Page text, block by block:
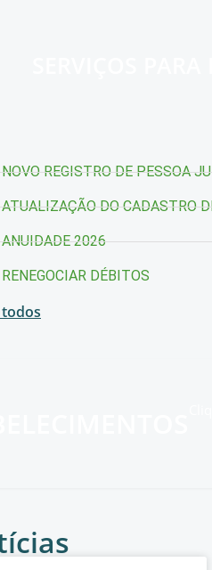
NOVO REGISTRO DE PESSOA
ATUALIZAÇÃO DO CADASTRO
ANUIDADE 2026
RENEGOCIAR DÉBITOS